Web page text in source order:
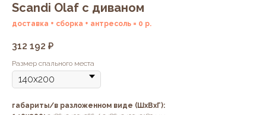
Scandi Olaf с диваном
доставка + сборка + антресоль = 0 р.
312 192 ₽
Размер спального места
габариты/в разложенном виде (ШхВхГ):